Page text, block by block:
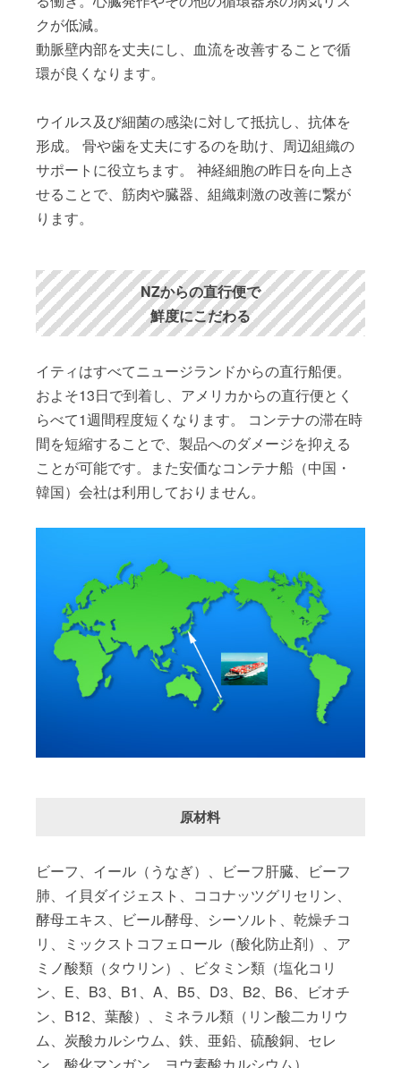
クが低減。
動脈壁内部を丈夫にし、血流を改善することで循
環が良くなります。
ウイルス及び細菌の感染に対して抵抗し、抗体を
形成。 骨や歯を丈夫にするのを助け、周辺組織の
サポートに役立ちます。 神経細胞の昨日を向上さ
せることで、筋肉や臓器、組織刺激の改善に繋が
ります。
NZからの直行便で
鮮度にこだわる
イティはすべてニュージランドからの直行船便。
およそ13日で到着し、アメリカからの直行便とく
らべて1週間程度短くなります。 コンテナの滞在時
間を短縮することで、製品へのダメージを抑える
ことが可能です。また安価なコンテナ船（中国・
韓国）会社は利用しておりません。
原材料
ビーフ、イール（うなぎ）、ビーフ肝臓、ビーフ
肺、イ貝ダイジェスト、ココナッツグリセリン、
酵母エキス、ビール酵母、シーソルト、乾燥チコ
リ、ミックストコフェロール（酸化防止剤）、ア
ミノ酸類（タウリン）、ビタミン類（塩化コリ
ン、E、B3、B1、A、B5、D3、B2、B6、ビオチ
ン、B12、葉酸）、ミネラル類（リン酸二カリウ
ム、炭酸カルシウム、鉄、亜鉛、硫酸銅、セレ